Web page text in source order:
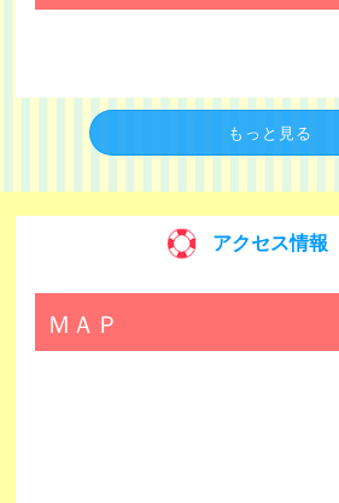
もっと見る
アクセス情報
ＭＡＰ